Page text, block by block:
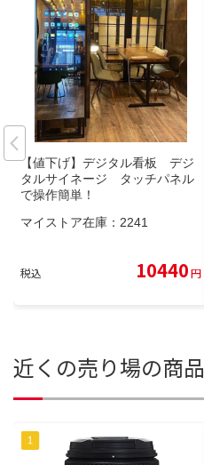
【値下げ】デジタル看板 デジ
タルサイネージ タッチパネル
で操作簡単！
マイストア在庫： 2241
税込 10440円
近くの売り場の商品